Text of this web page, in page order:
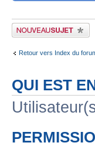
Publier un nouveau sujet
Retour vers Index du
QUI EST